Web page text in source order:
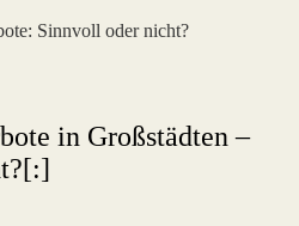
in Großstädten –